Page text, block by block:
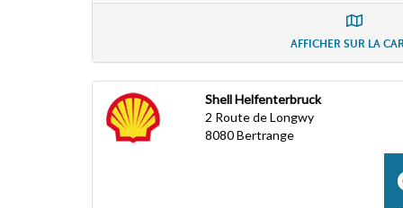
AFFICHER SUR LA
Shell Helfenterbruck
2 Route de Longwy
8080Bertrange